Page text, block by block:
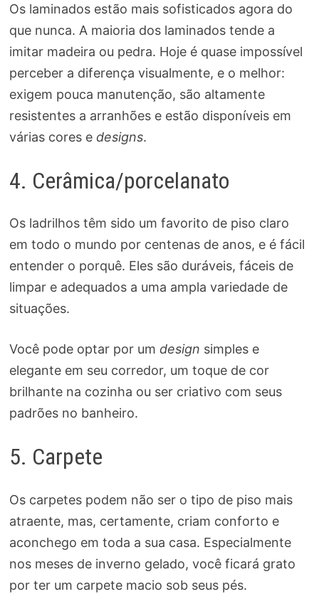
Os laminados estão mais sofisticados agora do
que nunca. A maioria dos laminados tende a
imitar madeira ou pedra. Hoje é quase impossível
perceber a diferença visualmente, e o melhor:
exigem pouca manutenção, são altamente
resistentes a arranhões e estão disponíveis em
várias cores e designs.
4. Cerâmica/porcelanato
Os ladrilhos têm sido um favorito de piso claro
em todo o mundo por centenas de anos, e é fácil
entender o porquê. Eles são duráveis, fáceis de
limpar e adequados a uma ampla variedade de
situações.
Você pode optar por um design simples e
elegante em seu corredor, um toque de cor
brilhante na cozinha ou ser criativo com seus
padrões no banheiro.
5. Carpete
Os carpetes podem não ser o tipo de piso mais
atraente, mas, certamente, criam conforto e
aconchego em toda a sua casa. Especialmente
nos meses de inverno gelado, você ficará grato
por ter um carpete macio sob seus pés.